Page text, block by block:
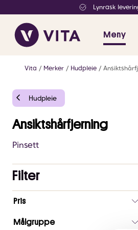
Lynrask
Meny
Vita Merker Hudpleie
Hudpleie
Ansiktshårfjerning
Pinsett
Filter
Pris
Målgruppe